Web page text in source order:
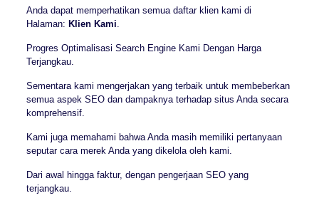
Anda dapat memperhatikan semua daftar klien kami di
Halaman: Klien Kami
Progres Optimalisasi Search Engine Kami Dengan Harga
Terjangkau.
Sementara kami mengerjakan yang terbaik untuk membeberkan
semua aspek SEO dan dampaknya terhadap situs Anda secara
komprehensif.
Kami juga memahami bahwa Anda masih memiliki pertanyaan
seputar cara merek Anda yang dikelola oleh kami.
Dari awal hingga faktur, dengan pengerjaan SEO yang
terjangkau.